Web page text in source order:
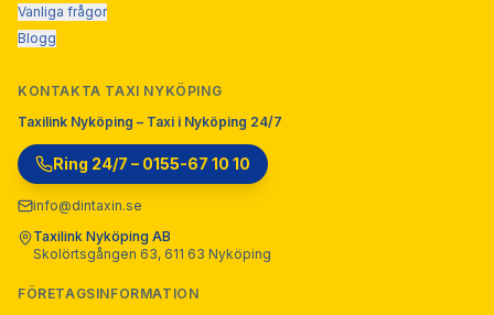
Vanliga frågor
Blogg
KONTAKTA TAXI NYKÖPING
Taxilink Nyköping – Taxi i Nyköping 24/7
Ring 24/7 – 0155-67 10 10
info@dintaxin.se
Taxilink Nyköping AB
Skolörtsgången 63, 611 63 Nyköping
FÖRETAGSINFORMATION